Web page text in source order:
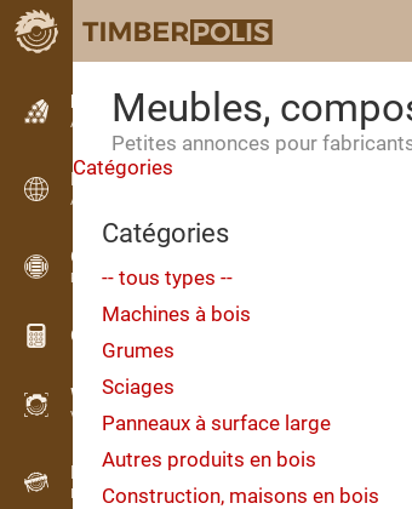
Petites annonces
Annonces texte
Petites annonces
Annonces internationales
OPTI-TIMB
Plans de débit
Calculateurs pour le bois
WoodProfi
Volume de bois avec IA
Enregistreur
Inventaire du bois sur le terrain
Meubles,
Petites annonces pour
Catégories
Catégories
-- tous types --
Machines à bois
Grumes
Sciages
Panneaux à surface large
Autres produits en bois
Construction, maisons en bois